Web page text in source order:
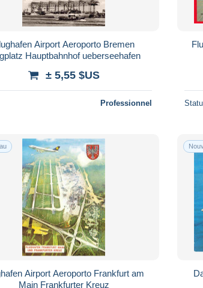
Airport Aeroporto Bremen
Hauptbahnhof ueberseehafen
± 5,55 $US
Professionnel
Airport Aeroporto Frankfurt am
Main Frankfurter Kreuz